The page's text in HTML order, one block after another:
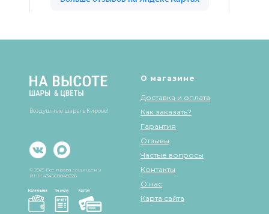
О магазине
Доставка и оплата
© 2025 Все права защищены
Как заказать?
Гарантия
Отзывы
Частые вопросы
Контакты
О нас
ИНН 434568848226
Карта сайта
Воздушные шары в Кирове!